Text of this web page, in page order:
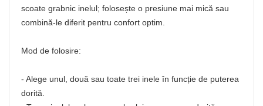
scoate grabnic inelul; folosește o presiune mai mică sau
combină-le diferit pentru confort optim.
Mod de folosire:
- Alege unul, două sau toate trei inele în funcție de puterea
dorită.